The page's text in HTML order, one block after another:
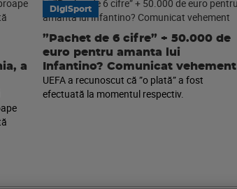
a
DigiSport
”Pachet de 6 cifre” + 50.000 de
euro pentru amanta lui
Infantino? Comunicat vehement
UEFA a recunoscut că ”o plată” a fost
efectuată la momentul respectiv.